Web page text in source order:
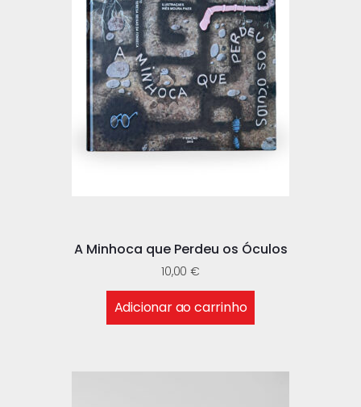
A Minhoca que Perdeu os Óculos
10,00 €
Adicionar ao carrinho